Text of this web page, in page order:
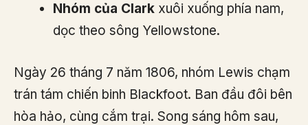
Nhóm của Clark xuôi xuống phía nam,
dọc theo sông Yellowstone.
Ngày 26 tháng 7 năm 1806, nhóm Lewis chạm
trán tám chiến binh Blackfoot. Ban đầu đôi bên
hòa hảo, cùng cắm trại. Song sáng hôm sau,